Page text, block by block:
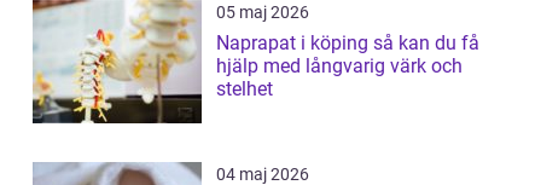
05 maj 2026
Naprapat i köping så kan du få
hjälp med långvarig värk och
stelhet
04 maj 2026